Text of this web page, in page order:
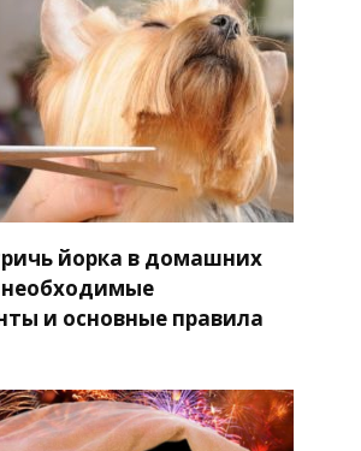
йорка в домашних
необходимые
и основные правила